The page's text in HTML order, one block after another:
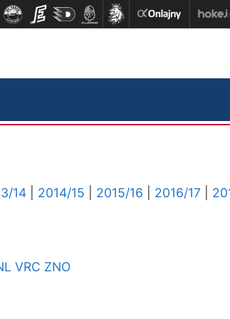
14 2014/15 2015/16 2016/17
VRC ZNO